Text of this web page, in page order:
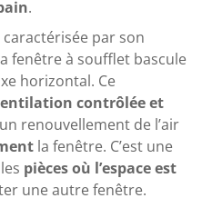
.
caractérisée par son
fenêtre à soufflet bascule
horizontal. Ce
contrôlée et
renouvellement de l’air
la fenêtre. C’est une
pièces où l’espace est
une autre fenêtre.